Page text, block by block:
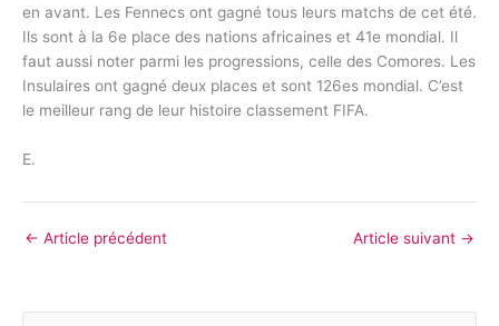
en avant. Les Fennecs ont gagné tous leurs matchs de cet été.
Ils sont à la 6e place des nations africaines et 41e mondial. Il
faut aussi noter parmi les progressions, celle des Comores. Les
Insulaires ont gagné deux places et sont 126es mondial. C’est
le meilleur rang de leur histoire classement FIFA.
E.
← Article précédent Article suivant →